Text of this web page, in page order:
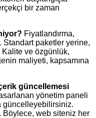
bir zaman
Fiyatlandırma,
Standart paketler yerine,
ve özgünlük,
maliyeti, kapsamına
güncellemesi
yönetim paneli
güncelleyebilirsiniz.
Böylece, web siteniz her